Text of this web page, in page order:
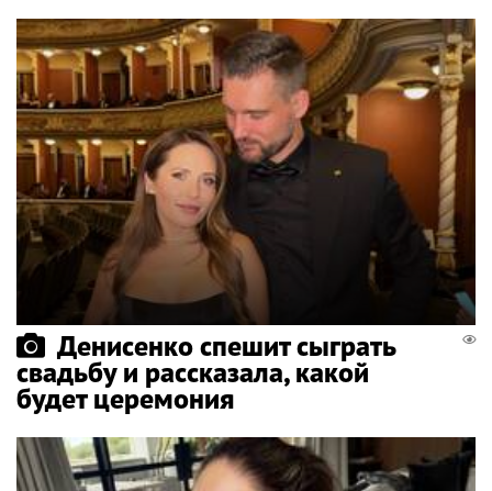
Денисенко спешит сыграть
свадьбу и рассказала, какой
будет церемония